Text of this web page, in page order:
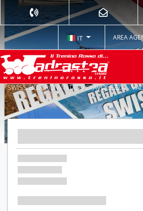
IT AREA
SWISS BOX ROMANTICO DIAVOLEZZA -